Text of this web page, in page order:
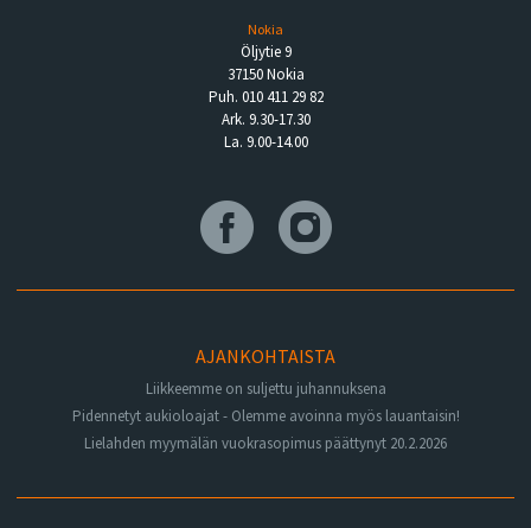
Nokia
Öljytie 9
37150 Nokia
Puh. 010 411 29 82
Ark. 9.30-17.30
La. 9.00-14.00
AJANKOHTAISTA
Liikkeemme on suljettu juhannuksena
Pidennetyt aukioloajat - Olemme avoinna myös lauantaisin!
Lielahden myymälän vuokrasopimus päättynyt 20.2.2026